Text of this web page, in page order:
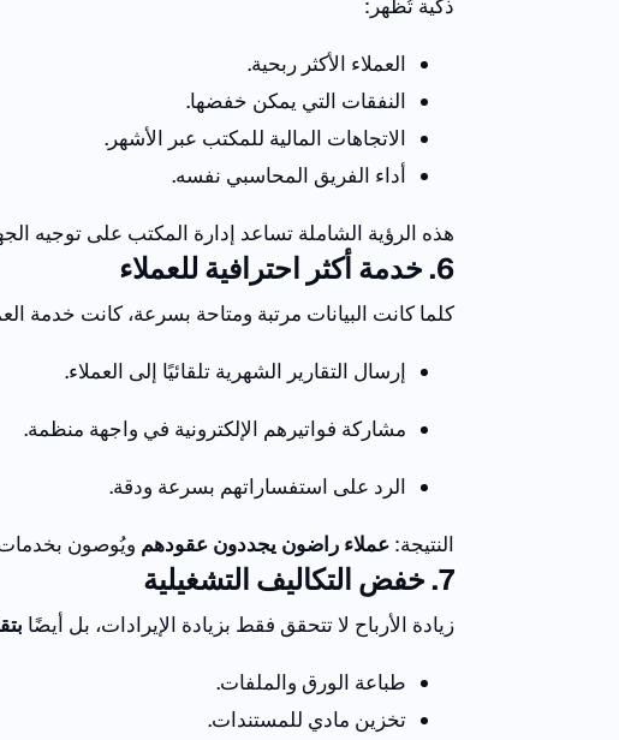
ذكية تُظهر:
العملاء الأكثر ربحية.
النفقات التي يمكن خفضها.
الاتجاهات المالية للمكتب عبر الأشهر.
أداء الفريق المحاسبي نفسه.
هذه الرؤية الشاملة تساعد إدارة المكتب على توجيه
6. خدمة أكثر احترافية للعملاء
كلما كانت البيانات مرتبة ومتاحة بسرعة، كانت خدمة
إرسال التقارير الشهرية تلقائيًا إلى العملاء.
مشاركة فواتيرهم الإلكترونية في واجهة منظمة.
الرد على استفساراتهم بسرعة ودقة.
النتيجة: عملاء راضون يجددون عقودهم ويُوصون
7. خفض التكاليف التشغيلية
زيادة الأرباح لا تتحقق فقط بزيادة الإيرادات، بل أيضًا
طباعة الورق والملفات.
تخزين مادي للمستندات.